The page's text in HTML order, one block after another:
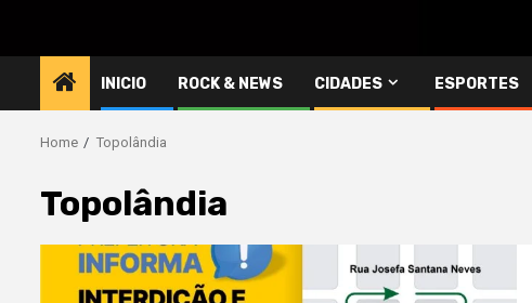
INICIO ROCK & NEWS CIDADES ESPORTES
Home Topolândia
Topolândia